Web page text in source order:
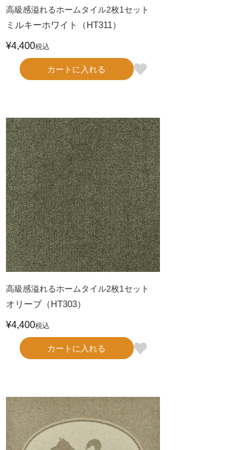
高級感溢れるホームタイル2枚1セット
ミルキーホワイト（HT311）
¥4,400税込
カートに入れる
高級感溢れるホームタイル2枚1セット
オリーブ（HT303）
¥4,400税込
カートに入れる